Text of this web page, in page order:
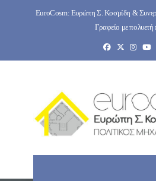
EuroCosm: Ευρώπη Σ. Κοσμίδη &
Γραφείο με πολυετή